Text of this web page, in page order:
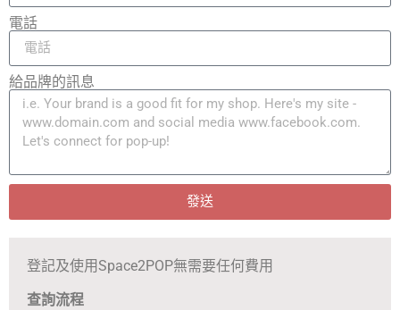
電話
給品牌的訊息
發送
登記及使用Space2POP無需要任何費用
查詢流程